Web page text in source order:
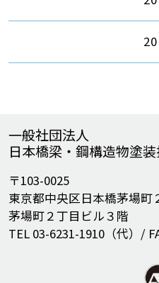
一般社団法人
日本橋梁・鋼構造物塗
〒103-0025
東京都中央区日本橋茅場町
茅場町２丁目ビル３階
TEL 03-6231-1910（代）/